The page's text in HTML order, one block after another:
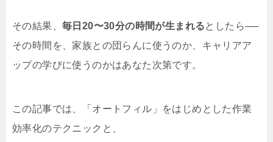
その結果、 毎日20〜30分の時間が生まれるとしたら──
その時間を、家族との団らんに使うのか、キャリアア
ップの学びに使うのかはあなた次第です。
この記事では、「オートフィル」をはじめとした作業
効率化のテクニックと、